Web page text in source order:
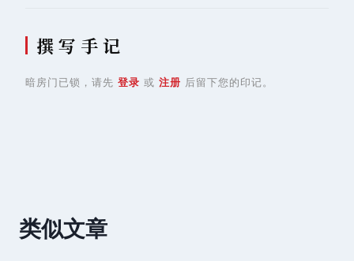
撰 写 手 记
暗房门已锁，请先 登录 或 注册 后留下您的印记。
类似文章